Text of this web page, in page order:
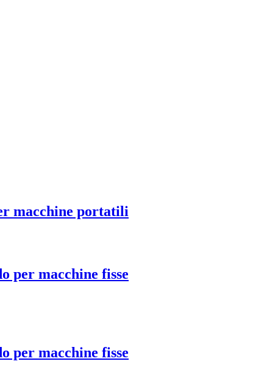
macchine portatili
per macchine fisse
per macchine fisse